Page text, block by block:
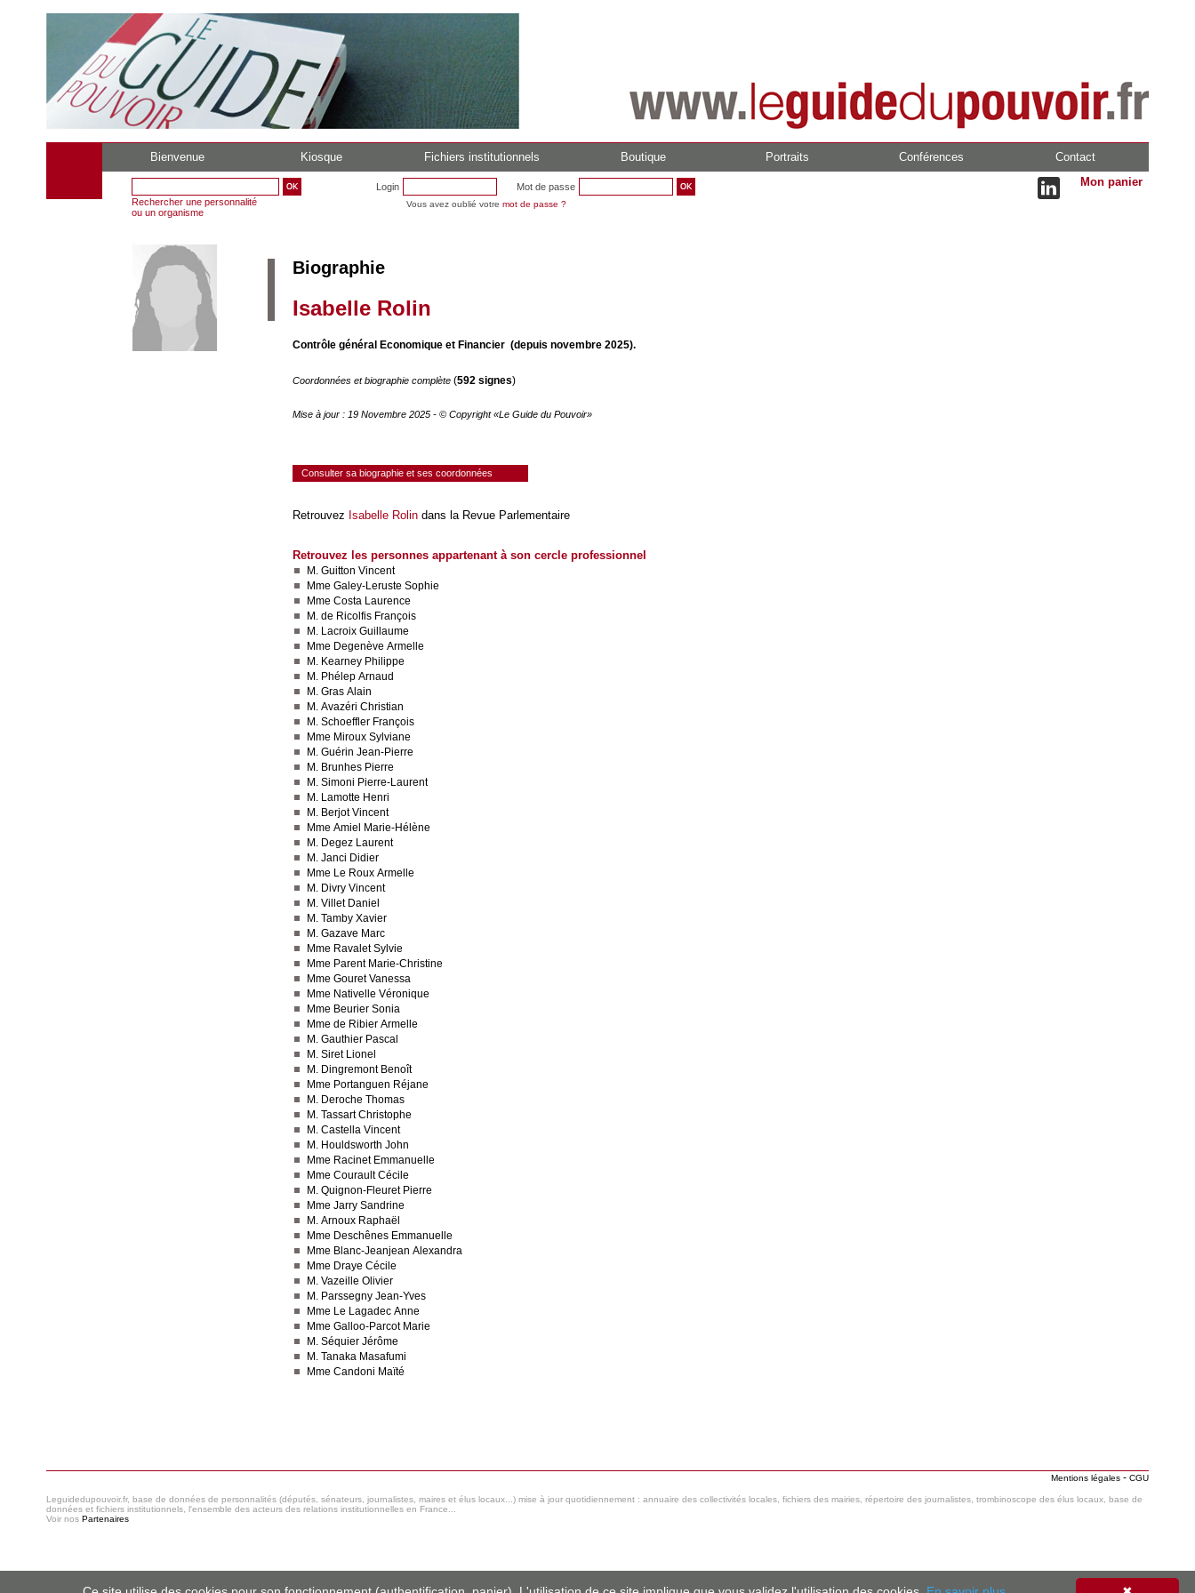
Bienvenue Kiosque Fichiers institutionnels Boutique Portraits Conférences Contact
Rechercher une personnalité
ou un organisme
Login Mot de passe
Vous avez oublié votre mot de passe ?
Mon panier
Biographie
Isabelle Rolin
Contrôle général Economique et Financier (depuis novembre 2025).
Coordonnées et biographie complète (592 signes)
Mise à jour : 19 Novembre 2025 - © Copyright «Le Guide du Pouvoir»
Consulter sa biographie et ses coordonnées
Retrouvez Isabelle Rolin dans la Revue Parlementaire
Retrouvez les personnes appartenant à son cercle professionnel
M. Guitton Vincent
Mme Galey-Leruste Sophie
Mme Costa Laurence
M. de Ricolfis François
M. Lacroix Guillaume
Mme Degenève Armelle
M. Kearney Philippe
M. Phélep Arnaud
M. Gras Alain
M. Avazéri Christian
M. Schoeffler François
Mme Miroux Sylviane
M. Guérin Jean-Pierre
M. Brunhes Pierre
M. Simoni Pierre-Laurent
M. Lamotte Henri
M. Berjot Vincent
Mme Amiel Marie-Hélène
M. Degez Laurent
M. Janci Didier
Mme Le Roux Armelle
M. Divry Vincent
M. Villet Daniel
M. Tamby Xavier
M. Gazave Marc
Mme Ravalet Sylvie
Mme Parent Marie-Christine
Mme Gouret Vanessa
Mme Nativelle Véronique
Mme Beurier Sonia
Mme de Ribier Armelle
M. Gauthier Pascal
M. Siret Lionel
M. Dingremont Benoît
Mme Portanguen Réjane
M. Deroche Thomas
M. Tassart Christophe
M. Castella Vincent
M. Houldsworth John
Mme Racinet Emmanuelle
Mme Courault Cécile
M. Quignon-Fleuret Pierre
Mme Jarry Sandrine
M. Arnoux Raphaël
Mme Deschênes Emmanuelle
Mme Blanc-Jeanjean Alexandra
Mme Draye Cécile
M. Vazeille Olivier
M. Parssegny Jean-Yves
Mme Le Lagadec Anne
Mme Galloo-Parcot Marie
M. Séquier Jérôme
M. Tanaka Masafumi
Mme Candoni Maïté
Mentions légales - CGU
Leguidedupouvoir.fr, base de données de personnalités (députés, sénateurs, journalistes, maires et élus locaux...) mise à jour quotidiennement : annuaire des collectivités locales, fichiers des mairies, répertoire des journalistes, trombinoscope des élus locaux, base de
données et fichiers institutionnels, l'ensemble des acteurs des relations institutionnelles en France...
Voir nos Partenaires